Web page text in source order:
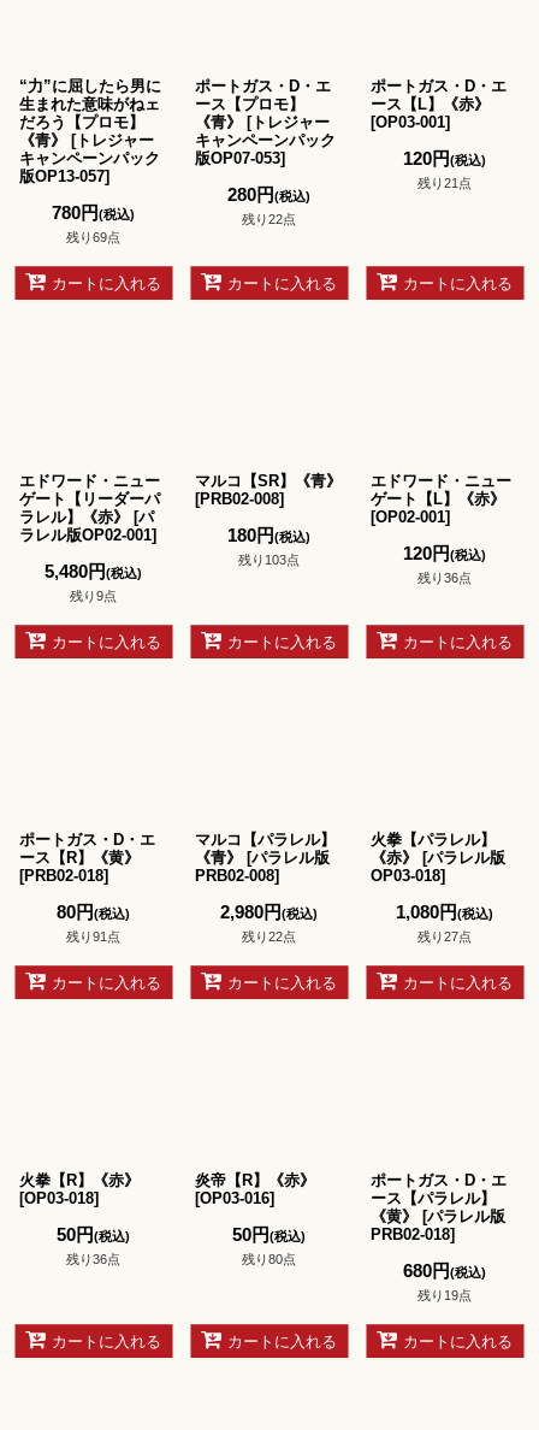
“力”に屈したら男に
生まれた意味がねェ
だろう【プロモ】
《青》
[トレジャー
キャンペーンパック
版OP13-057]
780円(税込)
残り69点
カートに入れる
ポートガス・D・エ
ース【プロモ】
《青》
[トレジャー
キャンペーンパック
版OP07-053]
280円(税込)
残り22点
カートに入れる
ポートガス・D・エ
ース【L】《赤》
[OP03-001]
120円(税込)
残り21点
カートに入れる
エドワード・ニュー
ゲート【リーダーパ
ラレル】《赤》
[パ
ラレル版OP02-001]
5,480円(税込)
残り9点
カートに入れる
マルコ【SR】《青》
[PRB02-008]
180円(税込)
残り103点
カートに入れる
エドワード・ニュー
ゲート【L】《赤》
[OP02-001]
120円(税込)
残り36点
カートに入れる
ポートガス・D・エ
ース【R】《黄》
[PRB02-018]
80円(税込)
残り91点
カートに入れる
マルコ【パラレル】
《青》
[パラレル版
PRB02-008]
2,980円(税込)
残り22点
カートに入れる
火拳【パラレル】
《赤》
[パラレル版
OP03-018]
1,080円(税込)
残り27点
カートに入れる
火拳【R】《赤》
[OP03-018]
50円(税込)
残り36点
カートに入れる
炎帝【R】《赤》
[OP03-016]
50円(税込)
残り80点
カートに入れる
ポートガス・D・エ
ース【パラレル】
《黄》
[パラレル版
PRB02-018]
680円(税込)
残り19点
カートに入れる